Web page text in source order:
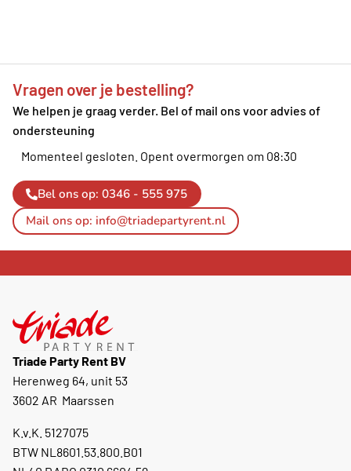
Vragen over je bestelling?
We helpen je graag verder. Bel of mail ons voor advies of
ondersteuning
Momenteel gesloten. Opent overmorgen om 08:30
Bel ons op: 0346 - 555 975
Mail ons op: info@triadepartyrent.nl
Triade Party Rent BV
Herenweg 64, unit 53
3602 AR Maarssen
K.v.K. 5127075
BTW NL8601.53.800.B01